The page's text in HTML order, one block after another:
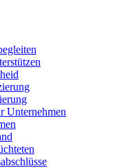
Unternehmen